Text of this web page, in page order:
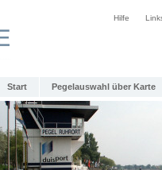
Hilfe
Start Pegelauswahl über Karte